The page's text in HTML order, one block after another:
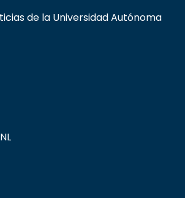
de la Universidad Autónoma